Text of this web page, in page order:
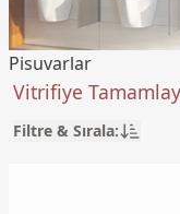
Pisuvarlar
Vitrifiye
Filtre & Sırala: